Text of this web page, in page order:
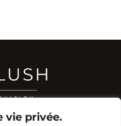
vie privée.